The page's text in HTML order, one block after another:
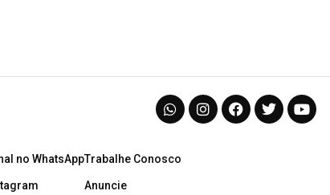
no WhatsAppTrabalhe Conosco
Anuncie